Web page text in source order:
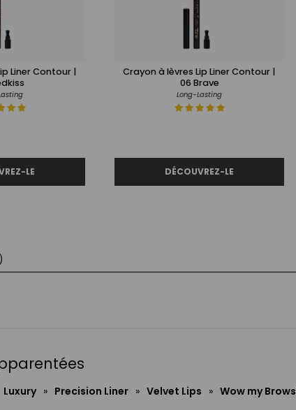
Liner Contour |
Crayon à lèvres Lip Liner Contour |
06 Brave
Long-Lasting
Luxury » Precision Liner » Velvet Lips » Wow my